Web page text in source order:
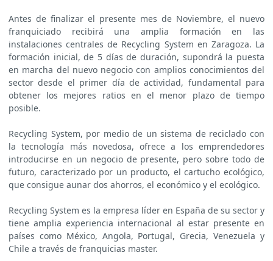
Antes de finalizar el presente mes de Noviembre, el nuevo
franquiciado recibirá una amplia formación en las
instalaciones centrales de Recycling System en Zaragoza. La
formación inicial, de 5 días de duración, supondrá la puesta
en marcha del nuevo negocio con amplios conocimientos del
sector desde el primer día de actividad, fundamental para
obtener los mejores ratios en el menor plazo de tiempo
posible.
Recycling System, por medio de un sistema de reciclado con
la tecnología más novedosa, ofrece a los emprendedores
introducirse en un negocio de presente, pero sobre todo de
futuro, caracterizado por un producto, el cartucho ecológico,
que consigue aunar dos ahorros, el económico y el ecológico.
Recycling System es la empresa líder en España de su sector y
tiene amplia experiencia internacional al estar presente en
países como México, Angola, Portugal, Grecia, Venezuela y
Chile a través de franquicias master.